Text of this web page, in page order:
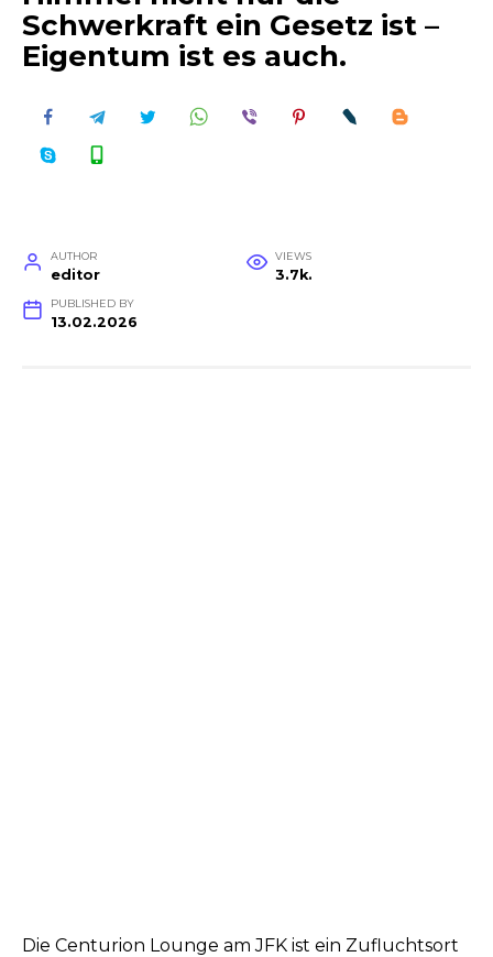
Schwerkraft ein Gesetz ist –
Eigentum ist es auch.
AUTHOR
editor
VIEWS
3.7k.
PUBLISHED BY
13.02.2026
Die Centurion Lounge am JFK ist ein Zufluchtsort